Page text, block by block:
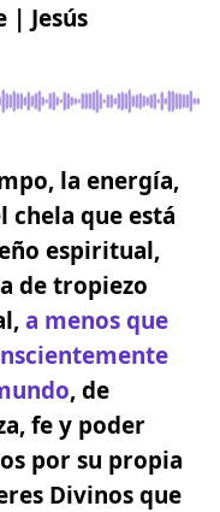
| Jesús
la energía,
chela que está
espiritual,
de tropiezo
a menos que
, de
fe y poder
por su propia
Divinos que